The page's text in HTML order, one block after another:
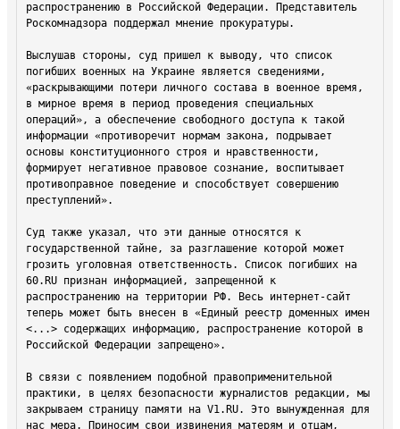
распространению в Российской Федерации. Представитель
Роскомнадзора поддержал мнение прокуратуры.
Выслушав стороны, суд пришел к выводу, что список
погибших военных на Украине является сведениями,
«раскрывающими потери личного состава в военное время,
в мирное время в период проведения специальных
операций», а обеспечение свободного доступа к такой
информации «противоречит нормам закона, подрывает
основы конституционного строя и нравственности,
формирует негативное правовое сознание, воспитывает
противоправное поведение и способствует совершению
преступлений».
Суд также указал, что эти данные относятся к
государственной тайне, за разглашение которой может
грозить уголовная ответственность. Список погибших на
60.RU признан информацией, запрещенной к
распространению на территории РФ. Весь интернет-сайт
теперь может быть внесен в «Единый реестр доменных имен
<...> содержащих информацию, распространение которой в
Российской Федерации запрещено».
В связи с появлением подобной правоприменительной
практики, в целях безопасности журналистов редакции, мы
закрываем страницу памяти на V1.RU. Это вынужденная для
нас мера. Приносим свои извинения матерям и отцам,